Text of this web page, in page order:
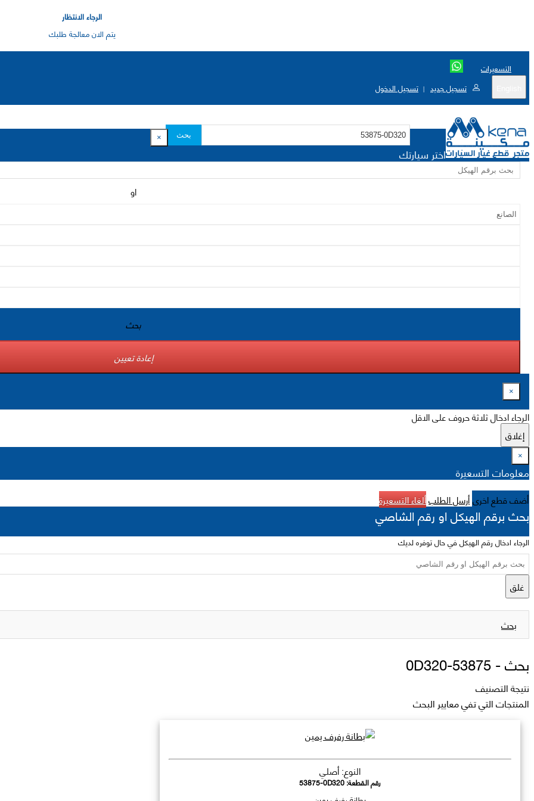
الرجاء الانتظار
يتم الان معالجة طلبك
التسعيرات
تسجيل جديد | تسجيل الدخول
بحث ×
اختر سيارتك
او
بحث
إعادة تعيين
×
الرجاء ادخال ثلاثة حروف على الاقل
إغلاق
×
معلومات التسعيرة
أضف قطع اخرىأرسل الطلبألغاء التسعيرة
بحث برقم الهيكل او رقم الشاصي
الرجاء ادخال رقم الهيكل في حال توفره لديك
غلق
بحث
بحث -53875-0D320
نتيجة التصنيف
المنتجات التي تفي معايير البحث
النوع: أصلي
رقم القطعة:53875-0D320